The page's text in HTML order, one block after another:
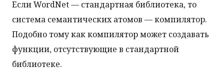
Если WordNet — стандартная библиотека, то
система семантических атомов — компилятор.
Подобно тому как компилятор может создавать
функции, отсутствующие в стандартной
библиотеке.